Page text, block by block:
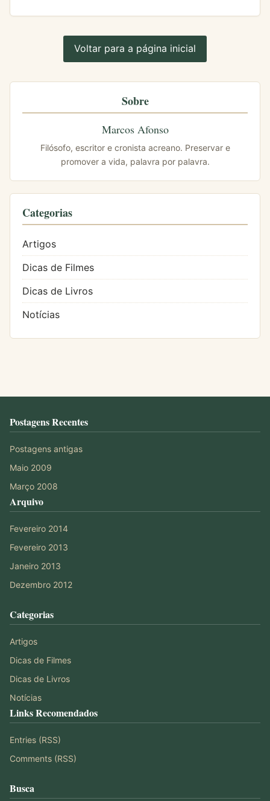
Voltar para a página inicial
Sobre
Marcos Afonso
Filósofo, escritor e cronista acreano. Preservar e
promover a vida, palavra por palavra.
Categorias
Artigos
Dicas de Filmes
Dicas de Livros
Notícias
Postagens Recentes
Postagens antigas
Maio 2009
Março 2008
Arquivo
Fevereiro 2014
Fevereiro 2013
Janeiro 2013
Dezembro 2012
Categorias
Artigos
Dicas de Filmes
Dicas de Livros
Notícias
Links Recomendados
Entries (RSS)
Comments (RSS)
Busca